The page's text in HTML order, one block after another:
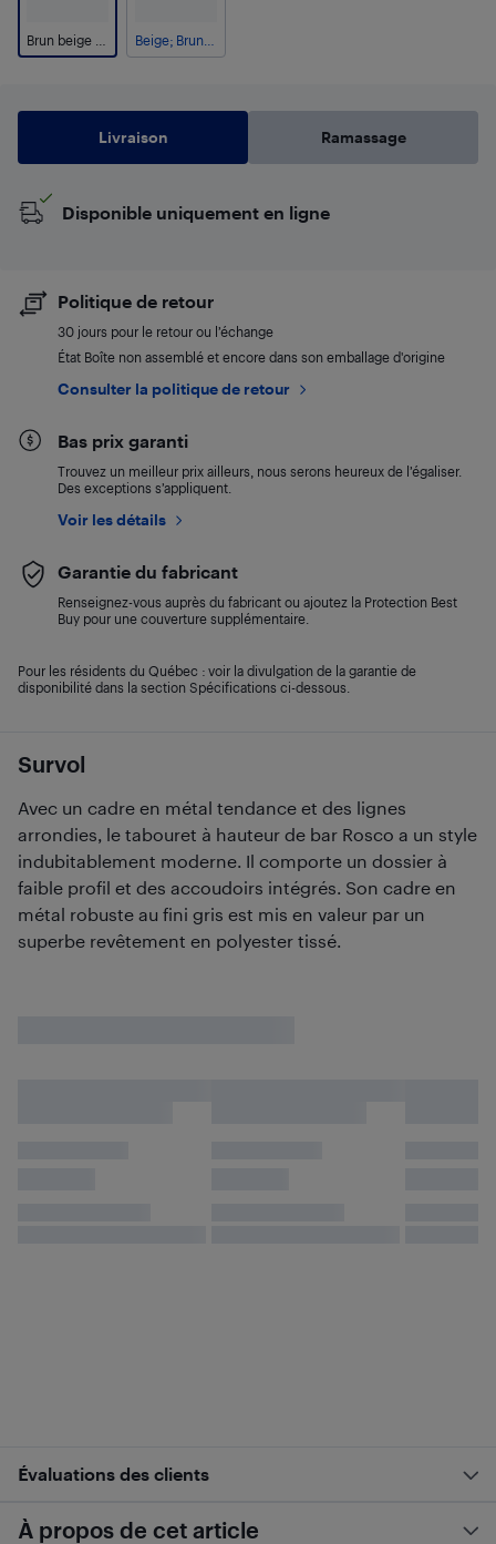
Survol
Avec un cadre en métal tendance et des lignes
arrondies, le tabouret à hauteur de bar Rosco a un style
indubitablement moderne. Il comporte un dossier à
faible profil et des accoudoirs intégrés. Son cadre en
métal robuste au fini gris est mis en valeur par un
superbe revêtement en polyester tissé.
Livraison Ramassage
Disponible uniquement en ligne
Politique de retour
30 jours pour le retour ou l’échange
État Boîte non assemblé et encore dans son emballage d'origine
Consulter la politique de retour
Bas prix garanti
Trouvez un meilleur prix ailleurs, nous serons heureux de l’égaliser.
Des exceptions s’appliquent.
Voir les détails
Garantie du fabricant
Renseignez-vous auprès du fabricant ou ajoutez la Protection Best
Buy pour une couverture supplémentaire.
Pour les résidents du Québec : voir la divulgation de la garantie de
disponibilité dans la section Spécifications ci-dessous.
Évaluations des clients
À propos de cet article